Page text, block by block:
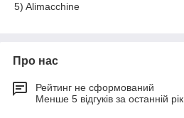
5) Alimacchine
Про нас
Рейтинг не сформований
Менше 5 відгуків за останній рік